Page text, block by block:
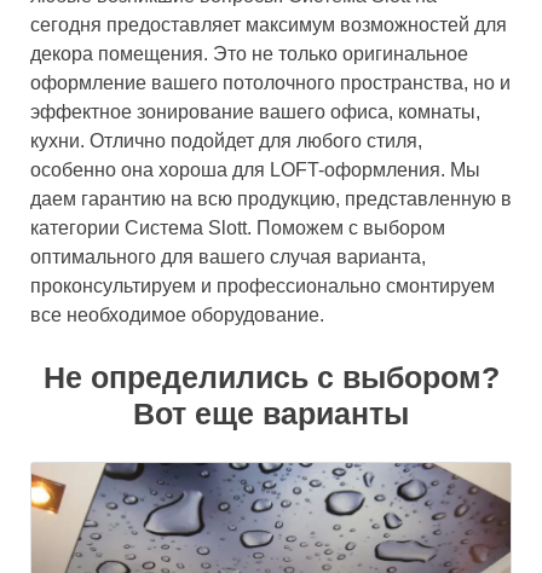
сегодня предоставляет максимум возможностей для
декора помещения. Это не только оригинальное
оформление вашего потолочного пространства, но и
эффектное зонирование вашего офиса, комнаты,
кухни. Отлично подойдет для любого стиля,
особенно она хороша для LOFT-оформления. Мы
даем гарантию на всю продукцию, представленную в
категории Система Slott. Поможем с выбором
оптимального для вашего случая варианта,
проконсультируем и профессионально смонтируем
все необходимое оборудование.
Не определились с выбором?
Вот еще варианты